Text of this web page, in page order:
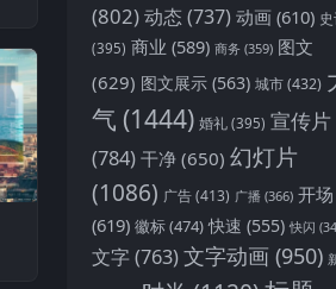
(802)动态 (737) 动画 (610)
(395) 商业 (589) 商务 (359) 图文
(629) 图文展示 (563) 城市(432)
气 (1444) 婚礼 (395) 宣传片
(784) 干净 (650) 幻灯片
(1086) 广告(413) 广播 (366) 开场
(619) 徽标(474) 快速 (555) 快闪
文字(763)文字动画 (950)